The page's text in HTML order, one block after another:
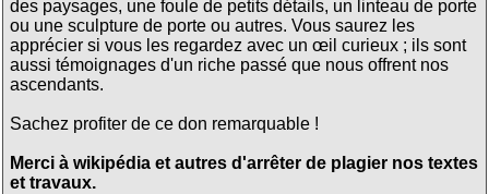
des paysages, une foule de petits détails, un linteau de porte
ou une sculpture de porte ou autres. Vous saurez les
apprécier si vous les regardez avec un œil curieux ; ils sont
aussi témoignages d'un riche passé que nous offrent nos
ascendants.
Sachez profiter de ce don remarquable !
Merci à wikipédia et autres d'arrêter de plagier nos textes
et travaux.